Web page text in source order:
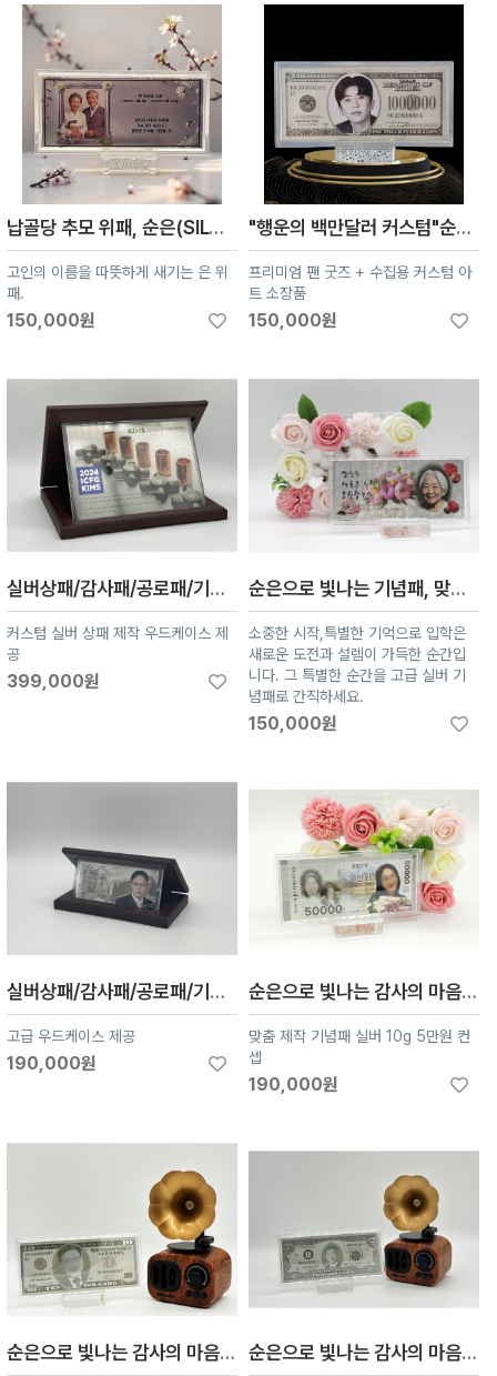
납골당 추모 위패, 순은(SILVER)99.99% , 부모님 영정 액자, 봉안당 위패(주문제작)
고인의 이름을 따뜻하게 새기는 은 위
패.
150,000원
"행운의 백만달러 커스텀"순은 99.99% 액자 블리온 실버 (10g)
프리미엄 팬 굿즈 + 수집용 커스텀 아
트 소장품
150,000원
실버상패/감사패/공로패/기념패 정년퇴임 커스텀 실버, 순은 99.99 은35g, 70g
커스텀 실버 상패 제작 우드케이스 제
공
399,000원
순은으로 빛나는 기념패, 맞춤형 고품격 디자인 제작- 순은 감사패 기념패 상패 입학기념 개인커스텀 제작
소중한 시작,특별한 기억으로 입학은
새로운 도전과 설렘이 가득한 순간입
니다. 그 특별한 순간을 고급 실버 기
념패로 간직하세요.
150,000원
실버상패/감사패/공로패/기념패 커스텀 실버 은10g
고급 우드케이스 제공
190,000원
순은으로 빛나는 감사의 마음- 순은 감사패 기념패 상패 개인커스텀 제작 환갑 부모님 맞춤제작 -지폐시리즈 5만원권
맞춤 제작 기념패 실버 10g 5만원 컨
셉
190,000원
순은으로 빛나는 감사의 마음- 순은 감사패 기념패 상패 개인커스텀 제작 환갑 부모님 맞춤제작 -지폐시리즈 10달러 순은으로 빛나는 감사의 마음- 순은 감사패 기념패 상패 개인커스텀 제작 환갑 부모님 맞춤제작-지폐시리즈 2달러